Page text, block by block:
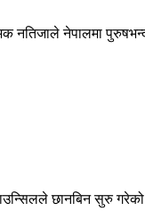
नतिजाले नेपालमा
छानबिन सुरु